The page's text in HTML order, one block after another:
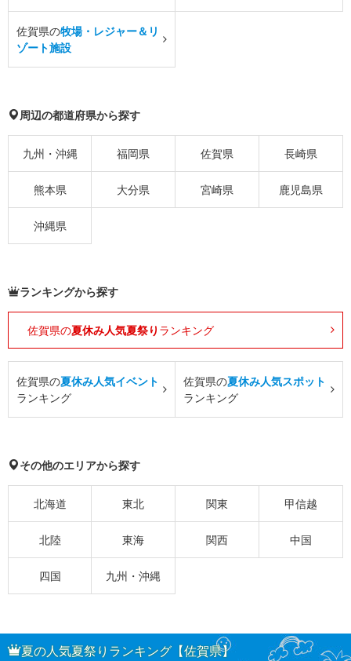
佐賀県の牧場・レジャー＆リ
ゾート施設
周辺の都道府県から探す
九州・沖縄 福岡県 佐賀県 長崎県
熊本県 大分県 宮崎県 鹿児島県
沖縄県
ランキングから探す
佐賀県の夏休み人気夏祭り ランキング
佐賀県の夏休み人気イベント
ランキング
佐賀県の夏休み人気スポット
ランキング
その他のエリアから探す
北海道 東北 関東 甲信越
北陸 東海 関西 中国
四国 九州・沖縄
夏の人気夏祭りランキング【佐賀県】